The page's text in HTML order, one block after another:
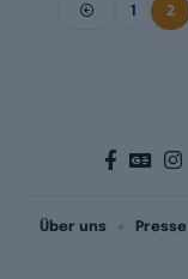
1 2
Über uns Presse